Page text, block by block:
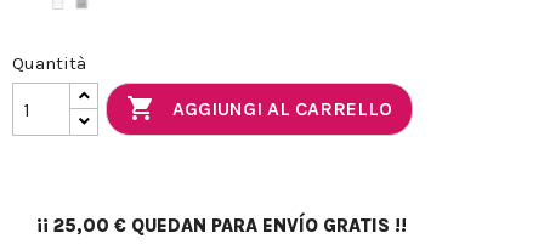
Quantità
 AGGIUNGI AL CARRELLO
¡¡ 25,00 € QUEDAN PARA ENVÍO GRATIS !!